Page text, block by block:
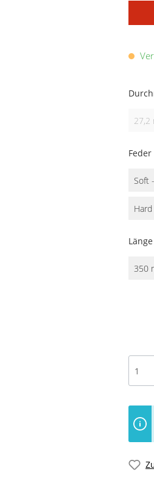
27,2
Feder
Soft
Länge
350